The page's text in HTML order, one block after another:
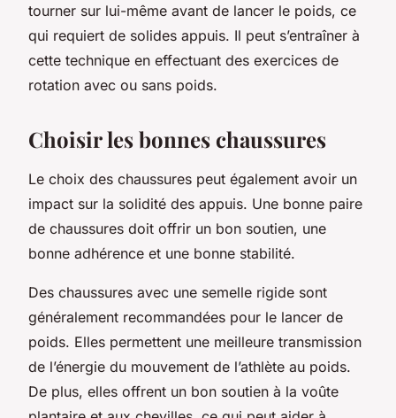
tourner sur lui-même avant de lancer le poids, ce
qui requiert de solides appuis. Il peut s’entraîner à
cette technique en effectuant des exercices de
rotation avec ou sans poids.
Choisir les bonnes chaussures
Le choix des chaussures peut également avoir un
impact sur la solidité des appuis. Une bonne paire
de chaussures doit offrir un bon soutien, une
bonne adhérence et une bonne stabilité.
Des chaussures avec une semelle rigide sont
généralement recommandées pour le lancer de
poids. Elles permettent une meilleure transmission
de l’énergie du mouvement de l’athlète au poids.
De plus, elles offrent un bon soutien à la voûte